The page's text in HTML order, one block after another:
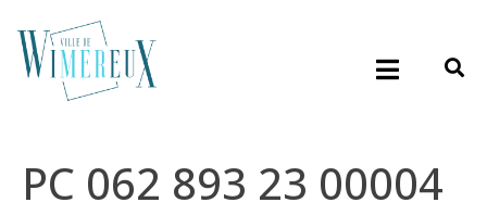
PC 062 893 23 00004